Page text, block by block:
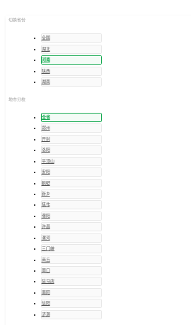
切换省份
全国
湖北
河南
陕西
湖南
地市分校
全省
郑州
开封
洛阳
平顶山
安阳
鹤壁
新乡
焦作
濮阳
许昌
漯河
三门峡
商丘
周口
驻马店
南阳
信阳
济源